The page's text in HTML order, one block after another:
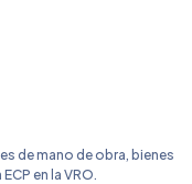
de mano de obra, bienes
en la VRO.